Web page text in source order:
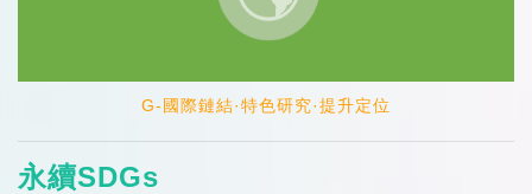
G-國際鏈結·特色研究·提升定位
永續SDGs